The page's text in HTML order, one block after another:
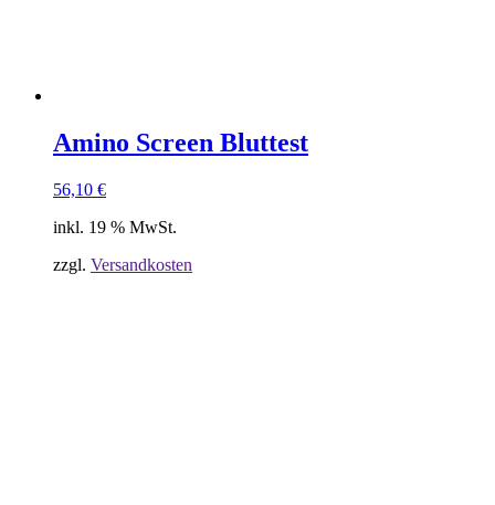
Amino Screen Bluttest
56,10 €
inkl. 19 % MwSt.
zzgl. Versandkosten